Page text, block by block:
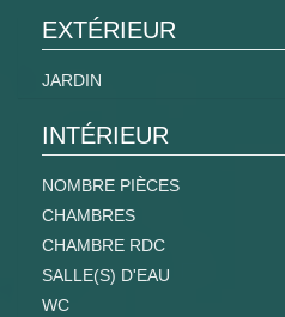
EXTÉRIEUR
JARDIN
INTÉRIEUR
NOMBRE PIÈCES
CHAMBRES
CHAMBRE RDC
SALLE(S) D'EAU
WC